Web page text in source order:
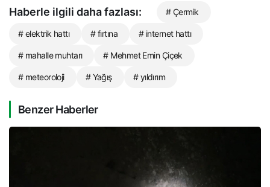
Haberle ilgili daha fazlası: # Çermik
# elektrik hattı # fırtına # internet hattı
# mahalle muhtarı # Mehmet Emin Çiçek
# meteoroloji # Yağış # yıldırım
Benzer Haberler